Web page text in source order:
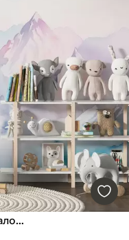
Акварел планине са ваздушним балонима, етеричне, плаве боје